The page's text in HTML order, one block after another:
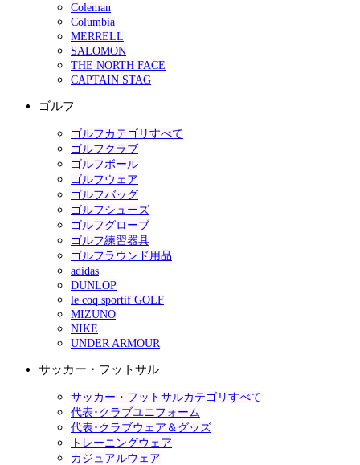
Coleman
Columbia
MERRELL
SALOMON
THE NORTH FACE
CAPTAIN STAG
ゴルフ
ゴルフカテゴリすべて
ゴルフクラブ
ゴルフボール
ゴルフウェア
ゴルフバッグ
ゴルフシューズ
ゴルフグローブ
ゴルフ練習器具
ゴルフラウンド用品
adidas
DUNLOP
le coq sportif GOLF
MIZUNO
NIKE
UNDER ARMOUR
サッカー・フットサル
サッカー・フットサルカテゴリすべて
代表･クラブユニフォーム
代表･クラブウェア＆グッズ
トレーニングウェア
カジュアルウェア